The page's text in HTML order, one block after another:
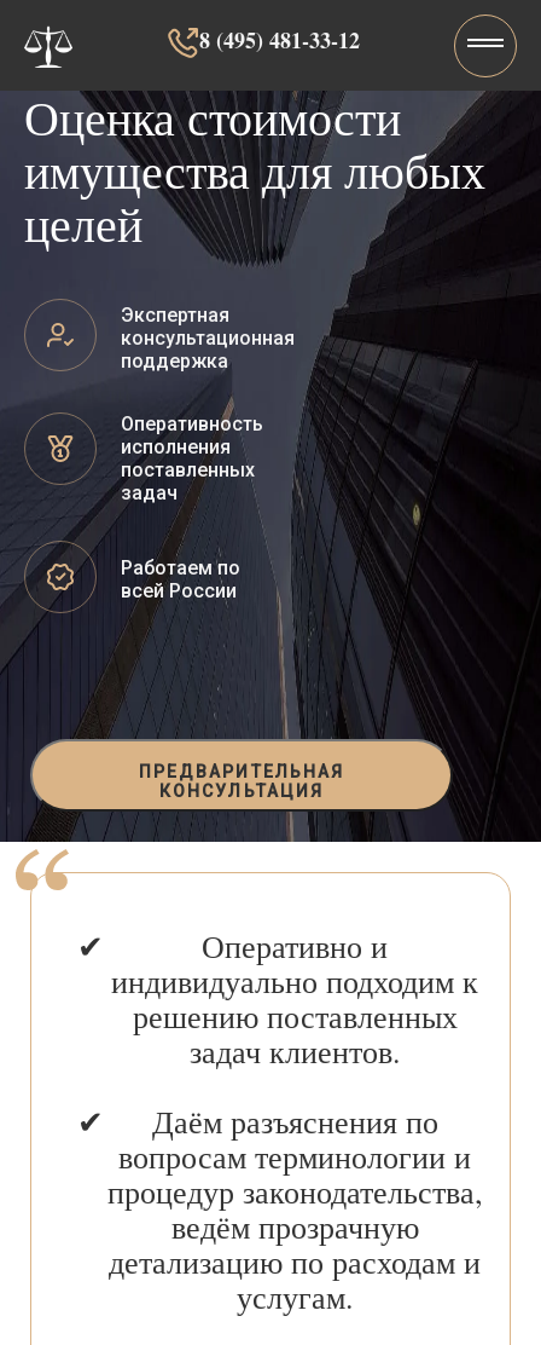
8 (495) 481-33-12‬‬
Оценка стоимости
имущества для любых
целей
Экспертная
консультационная
поддержка
Оперативность
исполнения
поставленных
задач
Работаем по
всей России
ПРЕДВАРИТЕЛЬНАЯ
КОНСУЛЬТАЦИЯ
Оперативно и
индивидуально подходим к
решению поставленных
задач клиентов.
Даём разъяснения по
вопросам терминологии и
процедур законодательства,
ведём прозрачную
детализацию по расходам и
услугам.